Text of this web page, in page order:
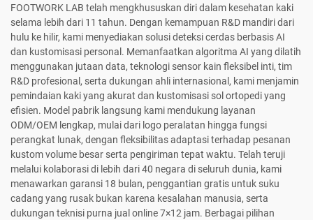
FOOTWORK LAB telah mengkhususkan diri dalam kesehatan kaki
selama lebih dari 11 tahun. Dengan kemampuan R&D mandiri dari
hulu ke hilir, kami menyediakan solusi deteksi cerdas berbasis AI
dan kustomisasi personal. Memanfaatkan algoritma AI yang dilatih
menggunakan jutaan data, teknologi sensor kain fleksibel inti, tim
R&D profesional, serta dukungan ahli internasional, kami menjamin
pemindaian kaki yang akurat dan kustomisasi sol ortopedi yang
efisien. Model pabrik langsung kami mendukung layanan
ODM/OEM lengkap, mulai dari logo peralatan hingga fungsi
perangkat lunak, dengan fleksibilitas adaptasi terhadap pesanan
kustom volume besar serta pengiriman tepat waktu. Telah teruji
melalui kolaborasi di lebih dari 40 negara di seluruh dunia, kami
menawarkan garansi 18 bulan, penggantian gratis untuk suku
cadang yang rusak bukan karena kesalahan manusia, serta
dukungan teknisi purna jual online 7×12 jam. Berbagai pilihan